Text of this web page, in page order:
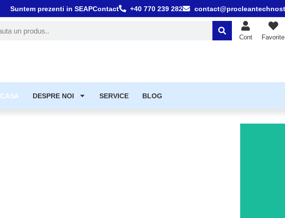
+40 770 239 282
Suntem prezenti in SEAPContact
Cont Favorite
DESPRE NOI SERVICE BLOG